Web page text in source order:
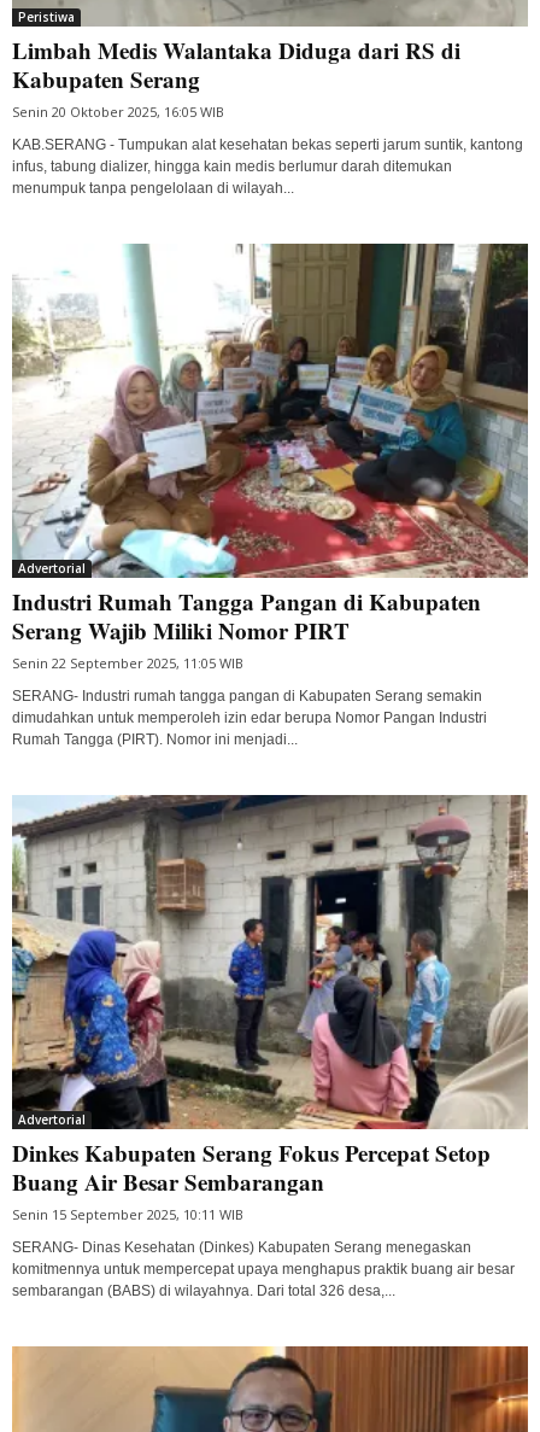
Peristiwa
Limbah Medis Walantaka Diduga dari RS di
Kabupaten Serang
Senin 20 Oktober 2025, 16:05 WIB
KAB.SERANG - Tumpukan alat kesehatan bekas seperti jarum suntik, kantong
infus, tabung dializer, hingga kain medis berlumur darah ditemukan
menumpuk tanpa pengelolaan di wilayah...
Advertorial
Industri Rumah Tangga Pangan di Kabupaten
Serang Wajib Miliki Nomor PIRT
Senin 22 September 2025, 11:05 WIB
SERANG- Industri rumah tangga pangan di Kabupaten Serang semakin
dimudahkan untuk memperoleh izin edar berupa Nomor Pangan Industri
Rumah Tangga (PIRT). Nomor ini menjadi...
Advertorial
Dinkes Kabupaten Serang Fokus Percepat Setop
Buang Air Besar Sembarangan
Senin 15 September 2025, 10:11 WIB
SERANG- Dinas Kesehatan (Dinkes) Kabupaten Serang menegaskan
komitmennya untuk mempercepat upaya menghapus praktik buang air besar
sembarangan (BABS) di wilayahnya. Dari total 326 desa,...